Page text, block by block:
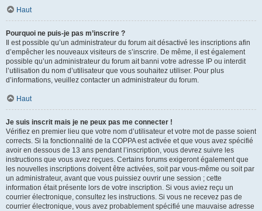
Haut
Pourquoi ne puis-je pas m’inscrire ?
Il est possible qu’un administrateur du forum ait désactivé les inscriptions afin
d’empêcher les nouveaux visiteurs de s’inscrire. De même, il est également
possible qu’un administrateur du forum ait banni votre adresse IP ou interdit
l’utilisation du nom d’utilisateur que vous souhaitez utiliser. Pour plus
d’informations, veuillez contacter un administrateur du forum.
Haut
Je suis inscrit mais je ne peux pas me connecter !
Vérifiez en premier lieu que votre nom d’utilisateur et votre mot de passe soient
corrects. Si la fonctionnalité de la COPPA est activée et que vous avez spécifié
avoir en dessous de 13 ans pendant l’inscription, vous devrez suivre les
instructions que vous avez reçues. Certains forums exigeront également que
les nouvelles inscriptions doivent être activées, soit par vous-même ou soit par
un administrateur, avant que vous puissiez ouvrir une session ; cette
information était présente lors de votre inscription. Si vous aviez reçu un
courrier électronique, consultez les instructions. Si vous ne recevez pas de
courrier électronique, vous avez probablement spécifié une mauvaise adresse